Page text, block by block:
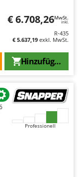
€ 6.708,26MwSt.
inkl.
R-435
€ 5.637,19 exkl. MwSt.
Hinzufügen
Professionell